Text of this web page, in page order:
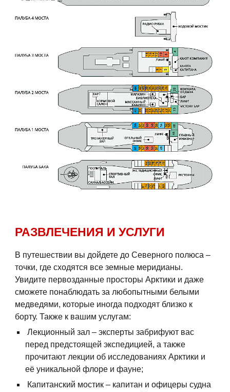
РАЗВЛЕЧЕНИЯ И УСЛУГИ
В путешествии вы дойдете до Северного полюса –
точки, где сходятся все земные меридианы.
Увидите первозданные просторы Арктики и даже
сможете понаблюдать за любопытными белыми
медведями, которые иногда подходят близко к
борту. Также к вашим услугам:
Лекционный зал – эксперты забрифуют вас
перед предстоящей экспедицией, а также
прочитают лекции об исследованиях Арктики и
её уникальной флоре и фауне;
Капитанский мостик – капитан и офицеры судна